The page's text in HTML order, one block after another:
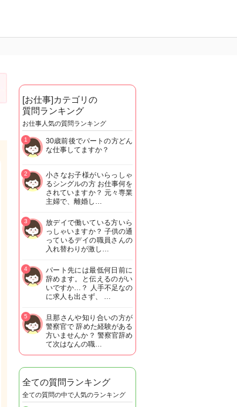
[お仕事]カテゴリの
質問ランキング
お仕事人気の質問ランキング
30歳前後でパートの方どん
な仕事してますか？
1
小さなお子様がいらっしゃ
るシングルの方 お仕事何を
されていますか？ 元々専業
主婦で、離婚し…
2
放デイで働いている方いら
っしゃいますか？ 子供の通
っているデイの職員さんの
入れ替わりが激し…
3
パート先には最低何日前に
辞めます。と伝えるのがい
いですか…？ 人手不足なの
に求人も出さず、 …
4
旦那さんや知り合いの方が
警察官で 辞めた経験がある
方いませんか？ 警察官辞め
て次はなんの職…
5
全ての質問ランキング
全ての質問の中で人気のランキング